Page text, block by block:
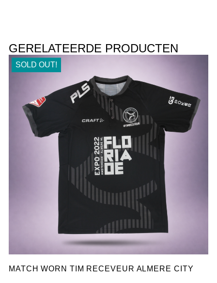
GERELATEERDE PRODUCTEN
SOLD OUT!
MATCH WORN TIM RECEVEUR ALMERE CITY